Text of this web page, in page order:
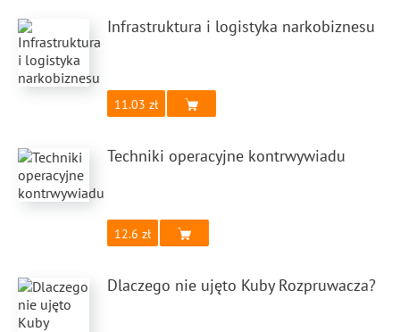
Infrastruktura i logistyka narkobiznesu
11.03
Techniki operacyjne kontrwywiadu
12.6
Dlaczego nie ujęto Kuby Rozpruwacza?